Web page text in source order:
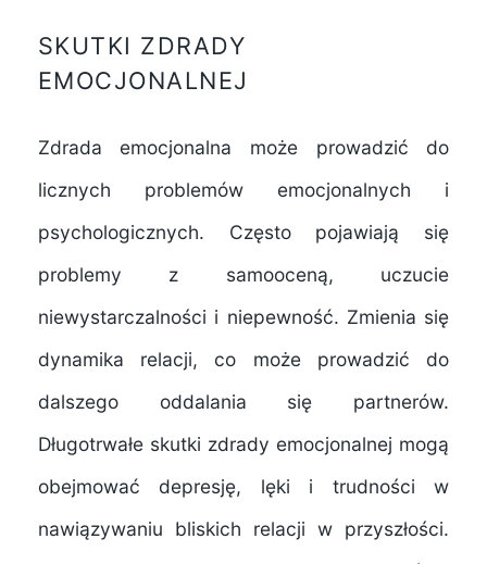
SKUTKI ZDRADY
EMOCJONALNEJ
Zdrada emocjonalna może prowadzić do
licznych problemów emocjonalnych i
psychologicznych. Często pojawiają się
problemy z samooceną, uczucie
niewystarczalności i niepewność. Zmienia się
dynamika relacji, co może prowadzić do
dalszego oddalania się partnerów.
Długotrwałe skutki zdrady emocjonalnej mogą
obejmować depresję, lęki i trudności w
nawiązywaniu bliskich relacji w przyszłości.